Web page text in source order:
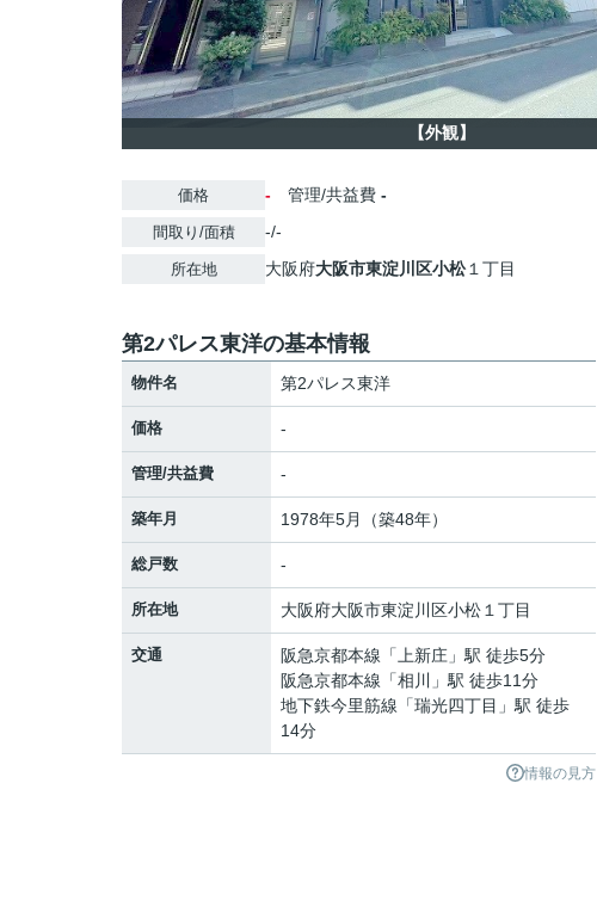
【外観】
価格 - 管理/共益費 -
間取り/面積 -/-
所在地 大阪府大阪市東淀川区小松１丁目
第2パレス東洋の基本情報
物件名 第2パレス東洋
価格 -
管理/共益費 -
築年月 1978年5月（築48年）
総戸数 -
所在地 大阪府大阪市東淀川区小松 １丁目
交通 阪急京都本線 「 上新庄 」駅 徒歩5分
阪急京都本線 「相川
」駅 徒歩11分
地下鉄今里筋線 「瑞光四丁目 」駅 徒歩
14分
情報の見方